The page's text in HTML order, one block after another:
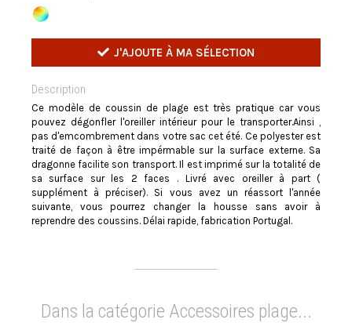
J'AJOUTE À MA SÉLECTION
Description
Ce modèle de coussin de plage est très pratique car vous
pouvez dégonfler l'oreiller intérieur pour le transporter.Ainsi ,
pas d'emcombrement dans votre sac cet été. Ce polyester est
traité de façon à être impérmable sur la surface externe. Sa
dragonne facilite son transport. Il est imprimé sur la totalité de
sa surface sur les 2 faces . Livré avec oreiller à part (
supplément à préciser). Si vous avez un réassort l'année
suivante, vous pourrez changer la housse sans avoir à
reprendre des coussins. Délai rapide, fabrication Portugal.
Dans la catégorie Accessoires plage...